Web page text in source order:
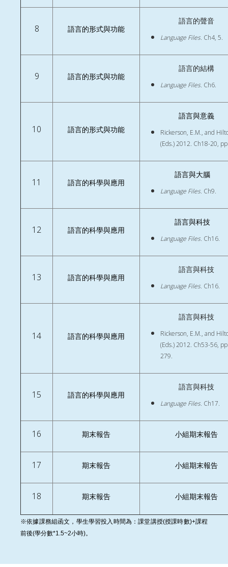
8 語言的形式與功能
語言的聲音
Language Files. Ch4, 5.
9 語言的形式與功能
語言的結構
Language Files. Ch6.
10 語言的形式與功能
語言與意義
Rickerson, E.M., and
(Eds.) 2012. Ch18-20,
11 語言的科學與應用
語言與大腦
Language Files. Ch9.
12 語言的科學與應用
語言與科技
Language Files. Ch16.
13 語言的科學與應用
語言與科技
Language Files. Ch16.
14 語言的科學與應用
語言與科技
Rickerson, E.M., and
(Eds.) 2012. Ch53-56,
279.
15 語言的科學與應用
語言與科技
Language Files. Ch17.
16 期末報告 小組期末報告
17 期末報告 小組期末報告
18 期末報告 小組期末報告
※依據課務組函文，學生學習投入時間為：課堂講授(授課時數)+課程
前後(學分數*1.5~2小時)。